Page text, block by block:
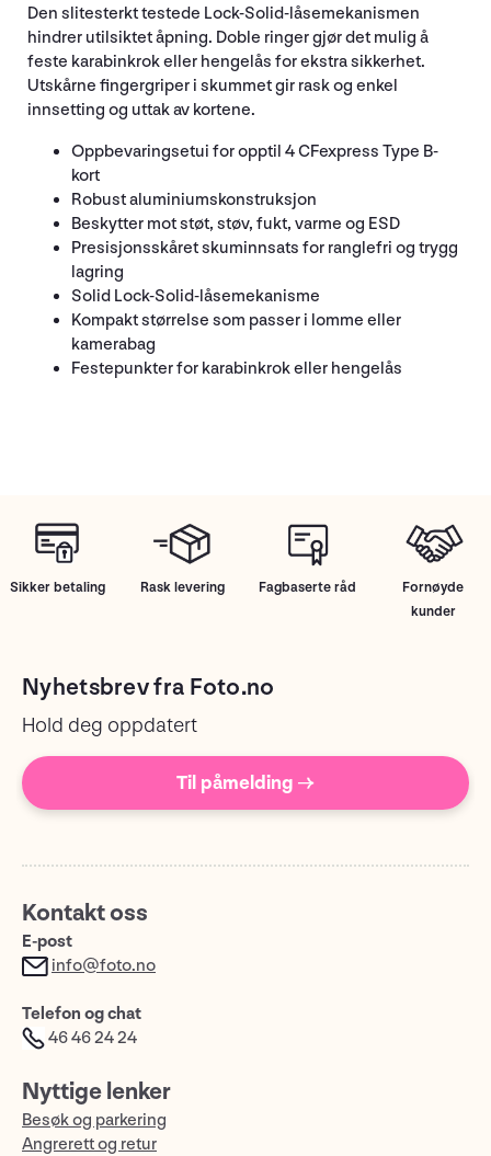
Den slitesterkt testede Lock-Solid-låsemekanismen
hindrer utilsiktet åpning. Doble ringer gjør det mulig å
feste karabinkrok eller hengelås for ekstra sikkerhet.
Utskårne fingergriper i skummet gir rask og enkel
innsetting og uttak av kortene.
Oppbevaringsetui for opptil 4 CFexpress Type B-
kort
Robust aluminiumskonstruksjon
Beskytter mot støt, støv, fukt, varme og ESD
Presisjonsskåret skuminnsats for ranglefri og trygg
lagring
Solid Lock-Solid-låsemekanisme
Kompakt størrelse som passer i lomme eller
kamerabag
Festepunkter for karabinkrok eller hengelås
Sikker betaling Rask levering Fagbaserte råd
Fornøyde
kunder
Nyhetsbrev fra Foto.no
Hold deg oppdatert
Til påmelding →
Kontakt oss
E-post
info@foto.no
Telefon og chat
46 46 24 24
Nyttige lenker
Besøk og parkering
Angrerett og retur